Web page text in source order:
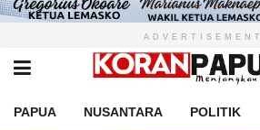
ADVERTISEMENT
PAPUA NUSANTARA POLITIK